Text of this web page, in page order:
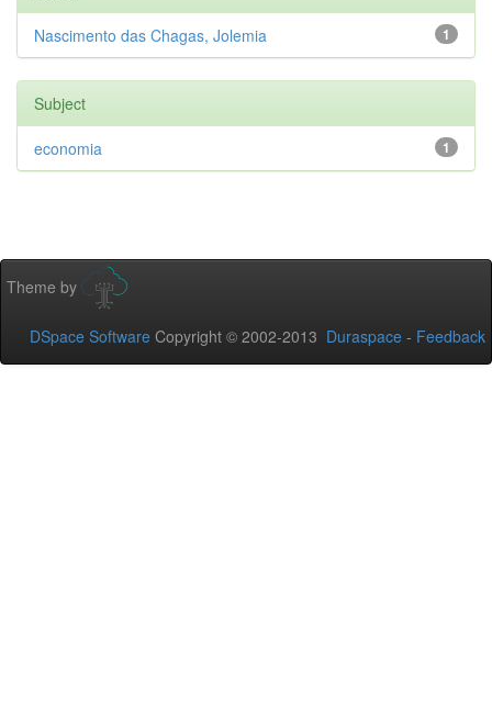
1
Nascimento das Chagas, Jolemia
Subject
1
economia
Theme by
DSpace Software Copyright © 2002-2013 Duraspace - Feedback